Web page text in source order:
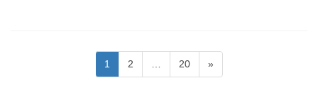
固
定
1
固
定
2 …
固
定
20 »